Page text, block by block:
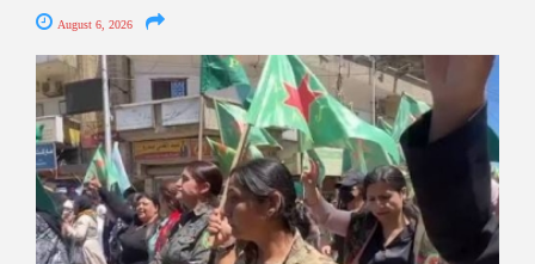
August 6, 2026